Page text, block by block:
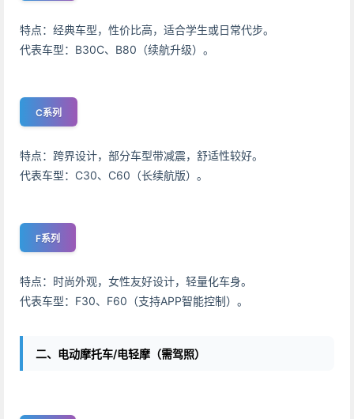
特点：经典车型，性价比高，适合学生或日常代步。
代表车型：B30C、B80（续航升级）。
C系列
特点：跨界设计，部分车型带减震，舒适性较好。
代表车型：C30、C60（长续航版）。
F系列
特点：时尚外观，女性友好设计，轻量化车身。
代表车型：F30、F60（支持APP智能控制）。
二、电动摩托车/电轻摩（需驾照）